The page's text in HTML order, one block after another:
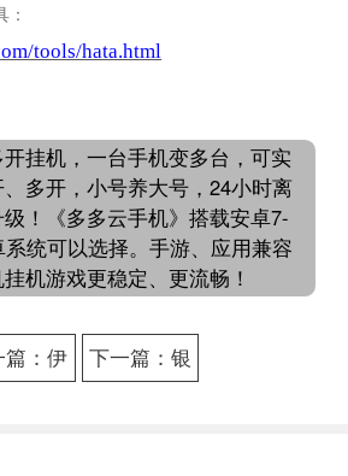
：
tools/hata.html
挂机，一台手机变多台，可实
多开，小号养大号，24小时离
！《多多云手机》搭载安卓7-
统可以选择。手游、应用兼容
机游戏更稳定、更流畅！
篇：伊
下一篇：银